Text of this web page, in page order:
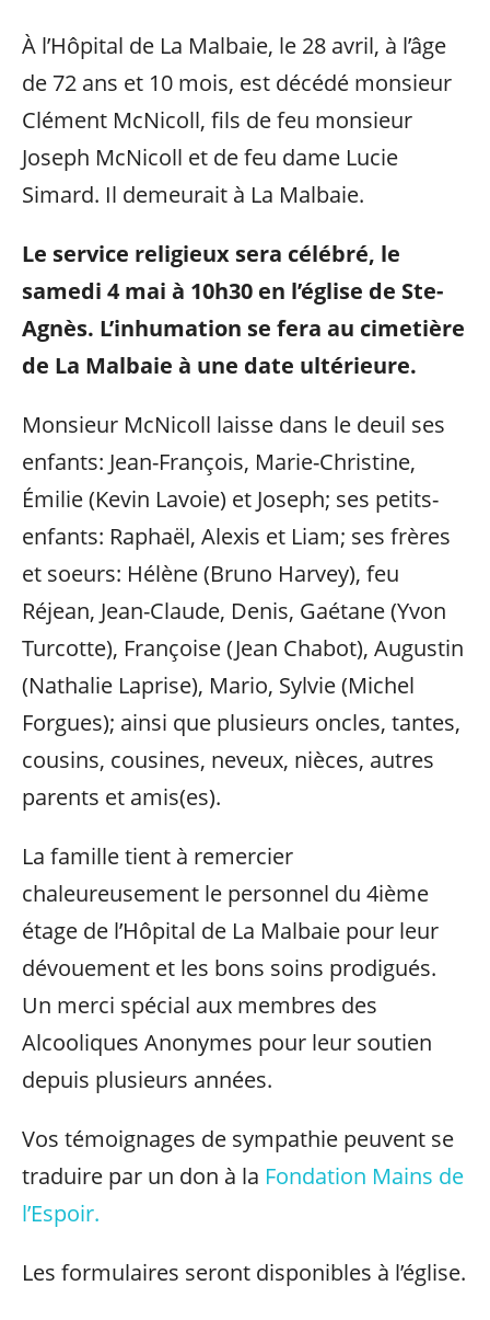
À l’Hôpital de La Malbaie, le 28 avril, à l’âge
de 72 ans et 10 mois, est décédé monsieur
Clément McNicoll, fils de feu monsieur
Joseph McNicoll et de feu dame Lucie
Simard. Il demeurait à La Malbaie.
Le service religieux sera célébré, le
samedi 4 mai à 10h30 en l’église de Ste-
Agnès. L’inhumation se fera au cimetière
de La Malbaie à une date ultérieure.
Monsieur McNicoll laisse dans le deuil ses
enfants: Jean-François, Marie-Christine,
Émilie (Kevin Lavoie) et Joseph; ses petits-
enfants: Raphaël, Alexis et Liam; ses frères
et soeurs: Hélène (Bruno Harvey), feu
Réjean, Jean-Claude, Denis, Gaétane (Yvon
Turcotte), Françoise (Jean Chabot), Augustin
(Nathalie Laprise), Mario, Sylvie (Michel
Forgues); ainsi que plusieurs oncles, tantes,
cousins, cousines, neveux, nièces, autres
parents et amis(es).
La famille tient à remercier
chaleureusement le personnel du 4ième
étage de l’Hôpital de La Malbaie pour leur
dévouement et les bons soins prodigués.
Un merci spécial aux membres des
Alcooliques Anonymes pour leur soutien
depuis plusieurs années.
Vos témoignages de sympathie peuvent se
traduire par un don à la Fondation Mains de
l’Espoir.
Les formulaires seront disponibles à l’église.